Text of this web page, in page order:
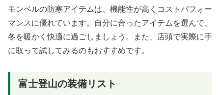
モンベルの防寒アイテムは、機能性が高くコストパフォー
マンスに優れています。自分に合ったアイテムを選んで、
冬を暖かく快適に過ごしましょう。また、店頭で実際に手
に取って試してみるのもおすすめです。
富士登山の装備リスト